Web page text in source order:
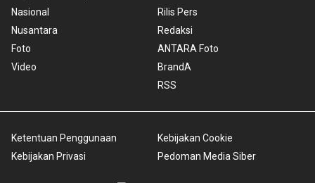
Nasional
Nusantara
Foto
Video
Rilis Pers
Redaksi
ANTARA Foto
BrandA
RSS
Ketentuan Penggunaan
Kebijakan Privasi
Kebijakan Cookie
Pedoman Media Siber